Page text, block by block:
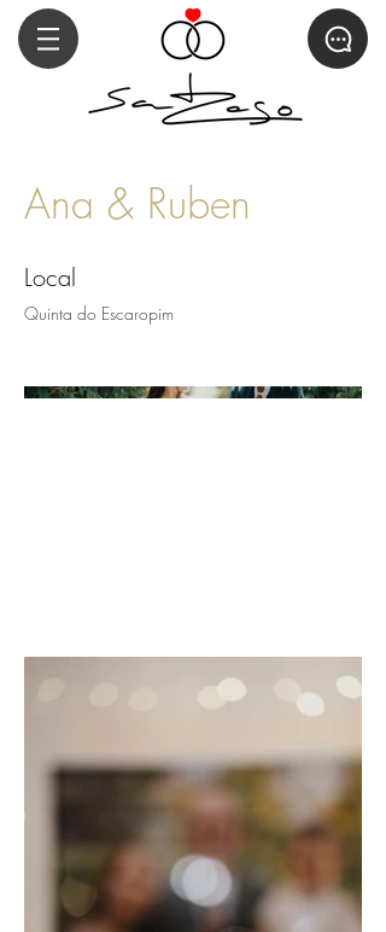
Ana & Ruben
Local
Quinta do Escaropim